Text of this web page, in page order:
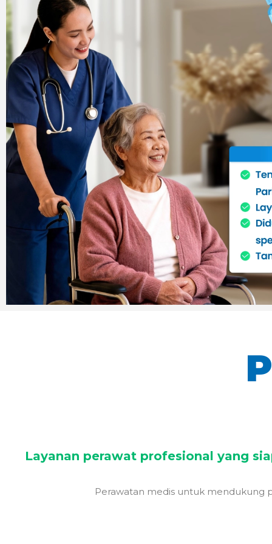
Layanan perawat profesional yang
Perawatan medis untuk mendukung